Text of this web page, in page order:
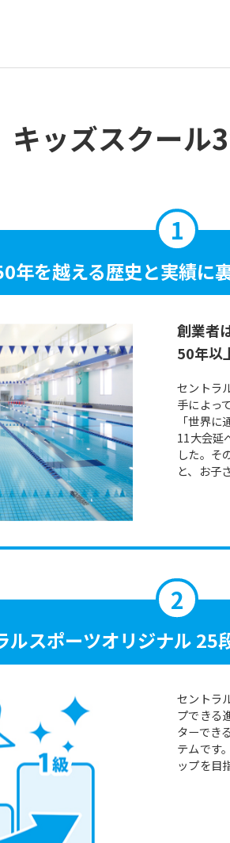
キッズスクール
年を越える歴史と実績に
創業者
50年以
セントラ
手によっ
「世界
11大会延
した。そ
と、お子
ルスポーツオリジナル 25
セントラ
プできる
ターでき
テムです
ップを目
For
automatic translation) to
However, if you use an
translation service, the
The translation may differ
original content. We ask
fully understand this